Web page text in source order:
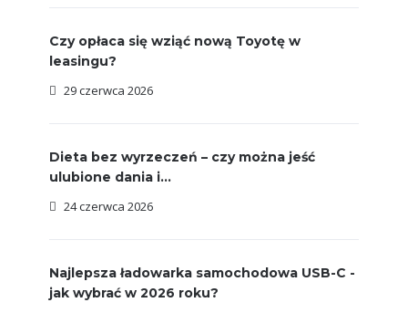
Czy opłaca się wziąć nową Toyotę w
leasingu?
29 czerwca 2026
Dieta bez wyrzeczeń – czy można jeść
ulubione dania i...
24 czerwca 2026
Najlepsza ładowarka samochodowa USB-C -
jak wybrać w 2026 roku?